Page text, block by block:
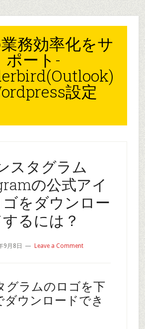
務効率化をサ
ポート-
設定
スタグラム
の公式アイ
をダウンロー
するには？
9月8日 Leave a Comment
グラムのロゴを下
ダウンロードでき